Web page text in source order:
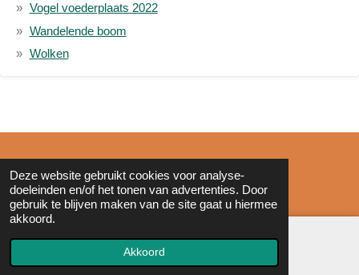
Deze website gebruikt cookies voor analyse-
doeleinden en/of het tonen van advertenties. Door
gebruik te blijven maken van de site gaat u hiermee
akkoord.
Akkoord
Vogel voederplaats 2022
Wandelende boom
Wolken
© 2011 - 2026 Zonderinkt.eu